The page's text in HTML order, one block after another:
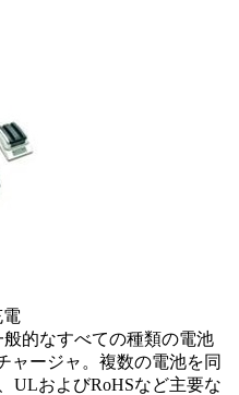
般的なすべての種類の電池
ャージャ。複数の電池を同
ULおよびRoHSなど主要な